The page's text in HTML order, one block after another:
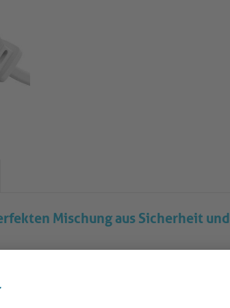
Mischung aus Sicherheit und
auf Euro-Steckdose (Typ C, CEE 7/16) mit